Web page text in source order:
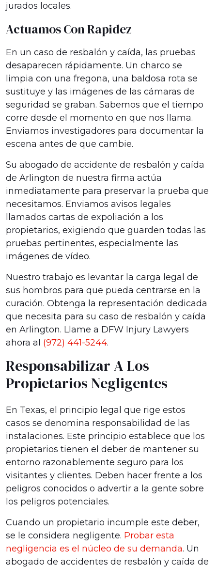
jurados locales.
Actuamos Con Rapidez
En un caso de resbalón y caída, las pruebas
desaparecen rápidamente. Un charco se
limpia con una fregona, una baldosa rota se
sustituye y las imágenes de las cámaras de
seguridad se graban. Sabemos que el tiempo
corre desde el momento en que nos llama.
Enviamos investigadores para documentar la
escena antes de que cambie.
Su abogado de accidente de resbalón y caída
de Arlington de nuestra firma actúa
inmediatamente para preservar la prueba que
necesitamos. Enviamos avisos legales
llamados cartas de expoliación a los
propietarios, exigiendo que guarden todas las
pruebas pertinentes, especialmente las
imágenes de vídeo.
Nuestro trabajo es levantar la carga legal de
sus hombros para que pueda centrarse en la
curación. Obtenga la representación dedicada
que necesita para su caso de resbalón y caída
en Arlington. Llame a DFW Injury Lawyers
ahora al (972) 441-5244.
Responsabilizar A Los
Propietarios Negligentes
En Texas, el principio legal que rige estos
casos se denomina responsabilidad de las
instalaciones. Este principio establece que los
propietarios tienen el deber de mantener su
entorno razonablemente seguro para los
visitantes y clientes. Deben hacer frente a los
peligros conocidos o advertir a la gente sobre
los peligros potenciales.
Cuando un propietario incumple este deber,
se le considera negligente. Probar esta
negligencia es el núcleo de su demanda. Un
abogado de accidentes de resbalón y caída de